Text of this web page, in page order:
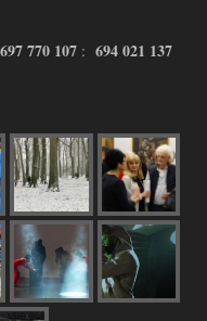
697 770 107 : 694 021 137